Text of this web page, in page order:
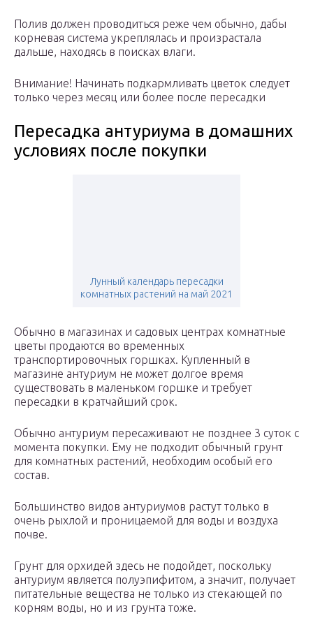
Полив должен проводиться реже чем обычно, дабы
корневая система укреплялась и произрастала
дальше, находясь в поисках влаги.
Внимание! Начинать подкармливать цветок следует
только через месяц или более после пересадки
Пересадка антуриума в домашних
условиях после покупки
Лунный календарь пересадки
комнатных растений на май 2021
Обычно в магазинах и садовых центрах комнатные
цветы продаются во временных
транспортировочных горшках. Купленный в
магазине антуриум не может долгое время
существовать в маленьком горшке и требует
пересадки в кратчайший срок.
Обычно антуриум пересаживают не позднее 3 суток с
момента покупки. Ему не подходит обычный грунт
для комнатных растений, необходим особый его
состав.
Большинство видов антуриумов растут только в
очень рыхлой и проницаемой для воды и воздуха
почве.
Грунт для орхидей здесь не подойдет, поскольку
антуриум является полуэпифитом, а значит, получает
питательные вещества не только из стекающей по
корням воды, но и из грунта тоже.